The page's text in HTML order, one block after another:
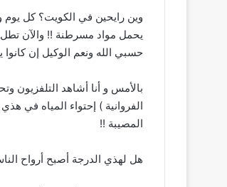
وين رايحين في الكويت؟ كل يوم
يحمل مواد مسرطنة !! والآن
حسبي الله ونعم الوكيل إن
بالأمس و أنا أشاهد التلفزيون
الفروانية ) إحتواء المياه في
المصيبة !!
هل لهذي الدرجة أصبح أرواح